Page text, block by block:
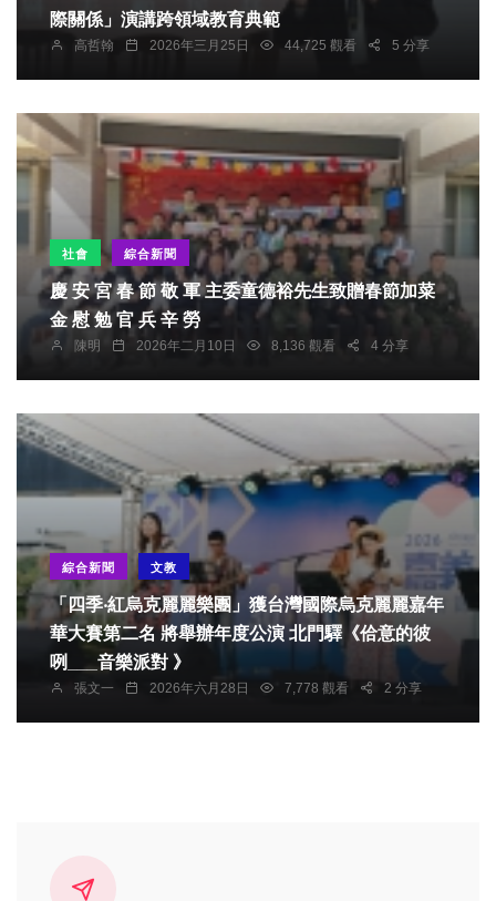
際關係」演講跨領域教育典範
高哲翰 2026年三月25日 44,725 觀看 5 分享
社會 綜合新聞
慶 安 宮 春 節 敬 軍 主委童德裕先生致贈春節加菜
金 慰 勉 官 兵 辛 勞
陳明 2026年二月10日 8,136 觀看 4 分享
綜合新聞 文教
「四季‧紅烏克麗麗樂團」獲台灣國際烏克麗麗嘉年
華大賽第二名 將舉辦年度公演 北門驛《佮意的彼
咧___音樂派對 》
張文一 2026年六月28日 7,778 觀看 2 分享